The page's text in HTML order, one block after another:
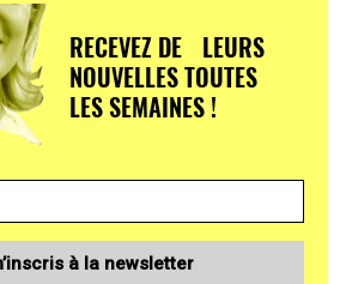
RECEVEZ DE LEURS
NOUVELLES TOUTES
LES SEMAINES !
à la newsletter